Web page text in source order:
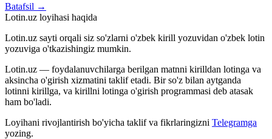
Batafsil →
Lotin.uz loyihasi haqida
Lotin.uz sayti orqali siz so'zlarni o'zbek kirill yozuvidan o'zbek lotin
yozuviga o'tkazishingiz mumkin.
Lotin.uz — foydalanuvchilarga berilgan matnni kirilldan lotinga va
aksincha o'girish xizmatini taklif etadi. Bir so'z bilan aytganda
lotinni kirillga, va kirillni lotinga o'girish programmasi deb atasak
ham bo'ladi.
Loyihani rivojlantirish bo'yicha taklif va fikrlaringizni Telegramga
yozing.